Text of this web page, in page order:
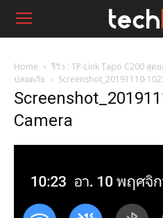
Home
รีวิว : TP-Link Tapo C200 สุ
ปลอดภัย
Screenshot_20191110-
Camera